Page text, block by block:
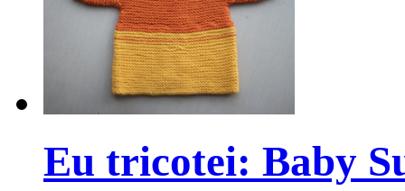
Eu tricotei: Baby